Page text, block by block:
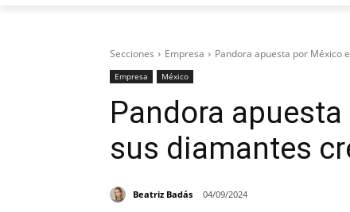
Secciones Empresa Pandora apuesta por México
Empresa México
Pandora
sus diamantes
Beatriz Badás 04/09/2024